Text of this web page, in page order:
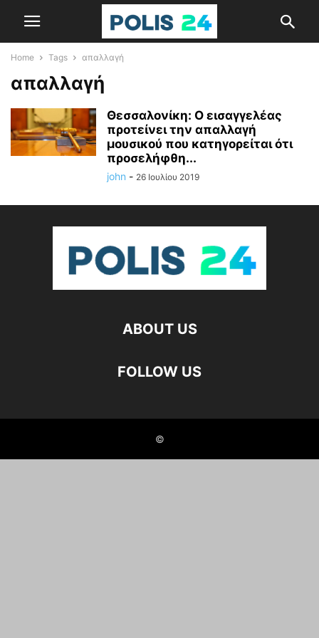
Home Tags απαλλαγή
απαλλαγή
Θεσσαλονίκη: Ο εισαγγελέας
προτείνει την απαλλαγή
μουσικού που κατηγορείται ότι
προσελήφθη...
john - 26 Ιουλίου 2019
ABOUT US
FOLLOW US
©